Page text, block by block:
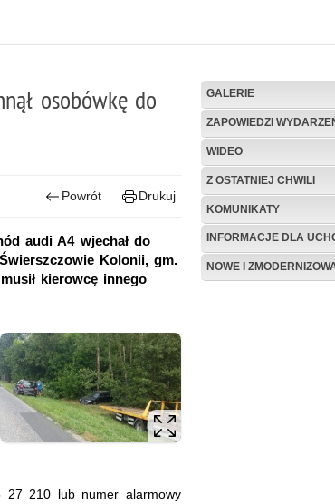
osobówkę do
Powrót Drukuj
audi A4 wjechał do
Kolonii, gm.
kierowcę innego
27 210 lub numer alarmowy
GALERIE
ZAPOWIEDZI
WIDEO
Z OSTATNIEJ CHWILI
KOMUNIKATY
INFORMACJE DLA
NOWE I